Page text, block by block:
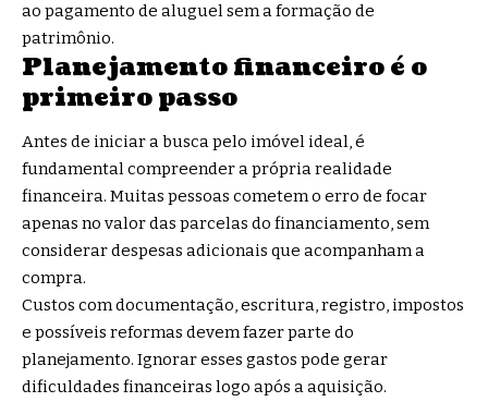
ao pagamento de aluguel sem a formação de
patrimônio.
Planejamento financeiro é o
primeiro passo
Antes de iniciar a busca pelo imóvel ideal, é
fundamental compreender a própria realidade
financeira. Muitas pessoas cometem o erro de focar
apenas no valor das parcelas do financiamento, sem
considerar despesas adicionais que acompanham a
compra.
Custos com documentação, escritura, registro, impostos
e possíveis reformas devem fazer parte do
planejamento. Ignorar esses gastos pode gerar
dificuldades financeiras logo após a aquisição.